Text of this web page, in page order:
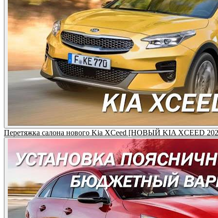
Перетяжка салона нового Kia XCeed [НОВЫЙ KIA XCEED